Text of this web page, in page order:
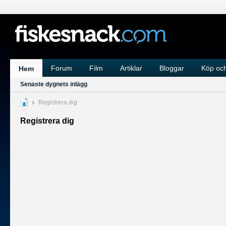
Hem Forum Film Artiklar Bloggar Köp
Senaste dygnets inlägg
Registrera dig
Registrera dig